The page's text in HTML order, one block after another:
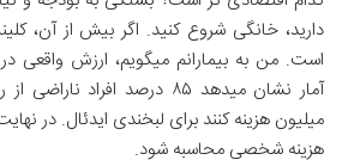
دارید، خانگی شروع کنید. اگر بیش از آن،
است. من به بیمارانم میگویم، ارزش
میلیون هزینه کنند برای لبخندی ایدئال. در
هزینه شخصی محاسبه شود.